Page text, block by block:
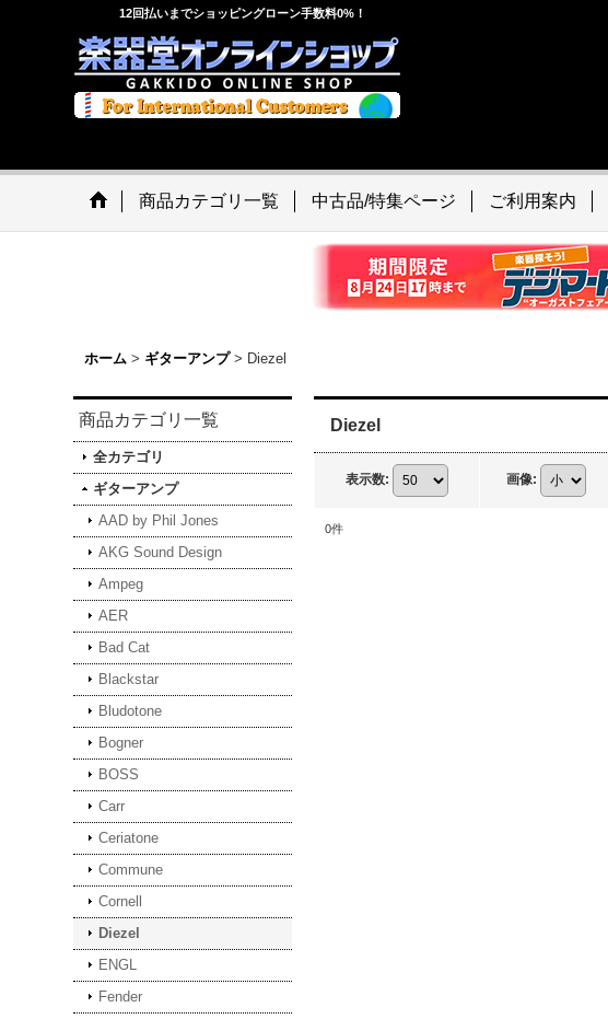
12回払いまでショッピングローン手数料0%！
商品カテゴリ一覧 中古品/特集ページ ご利用案内
ホーム > ギターアンプ > Diezel
商品カテゴリ一覧
全カテゴリ
ギターアンプ
AAD by Phil Jones
AKG Sound Design
Ampeg
AER
Bad Cat
Blackstar
Bludotone
Bogner
BOSS
Carr
Ceriatone
Commune
Cornell
Diezel
ENGL
Fender
Diezel
表示数: 画像:
0件